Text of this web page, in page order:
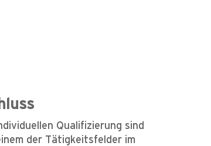
Qualifizierung sind
der Tätigkeitsfelder im